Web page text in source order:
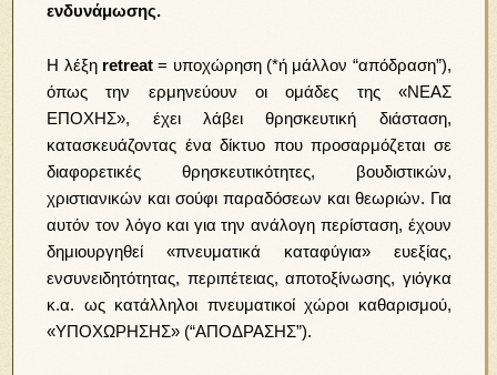
ενδυνάμωσης.
Η λέξη retreat= υποχώρηση (*ή μάλλον “απόδραση”),
όπως την ερμηνεύουν οι ομάδες της «ΝΕΑΣ
ΕΠΟΧΗΣ», έχει λάβει θρησκευτική διάσταση,
κατασκευάζοντας ένα δίκτυο που προσαρμόζεται σε
διαφορετικές θρησκευτικότητες, βουδιστικών,
χριστιανικών και σούφι παραδόσεων και θεωριών. Για
αυτόν τον λόγο και για την ανάλογη περίσταση, έχουν
δημιουργηθεί «πνευματικά καταφύγια» ευεξίας,
ενσυνειδητότητας, περιπέτειας, αποτοξίνωσης, γιόγκα
κ.α. ως κατάλληλοι πνευματικοί χώροι καθαρισμού,
«ΥΠΟΧΩΡΗΣΗΣ» (“ΑΠΟΔΡΑΣΗΣ”).